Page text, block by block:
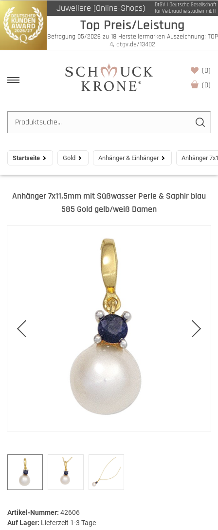
Juweliere (Online-Shops)
DtGV | Deutsche Gesellschaft
für Verbraucherstudien mbH
Top Preis/Leistung
Befragung 05/2026 zu 18 Herstellermarken Auszeichnung: TOP
4, dtgv.de/13402
(0)
(0)
Startseite Gold Anhänger & Einhänger Anhänger
Anhänger 7x11,5mm mit Süßwasser Perle & Saphir blau
585 Gold gelb/weiß Damen
Artikel-Nummer: 42606
Auf Lager: Lieferzeit 1-3 Tage